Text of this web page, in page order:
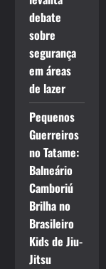
debate
sobre
segurança
em áreas
de lazer
Pequenos
Guerreiros
no Tatame:
Balneário
Camboriú
Brilha no
Brasileiro
Kids de Jiu-
Jitsu